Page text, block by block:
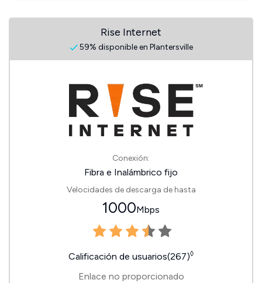
Rise Internet
59% disponible en Plantersville
Conexión:
Fibra e Inalámbrico fijo
Velocidades de descarga de hasta
1000Mbps
Calificación de usuarios(267)◊
Enlace no proporcionado